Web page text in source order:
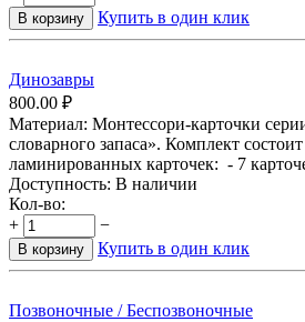
В корзину Купить в один клик
Динозавры
800.00 ₽
Материал: Монтессори-карточки
словарного запаса». Комплект
ламинированных карточек: - 7
Доступность: В наличии
Кол-во:
+
−
В корзину Купить в один клик
Позвоночные / Беспозвоночные